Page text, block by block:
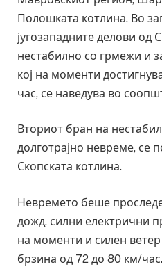
Полошката котлина. Во
југозападните делови од
нестабилно со грмежи и
кој на моменти
час, се наведува во
Вториот бран на
долготрајно невреме, се
Скопската котлина.
Невремето беше
дожд, силни електрични
на моменти и силен ветер
брзина од 72 до 80 км/час.